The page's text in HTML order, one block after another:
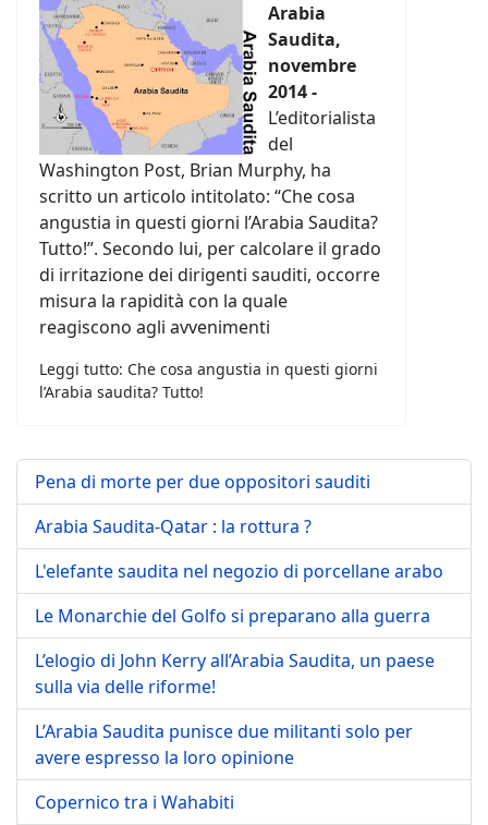
Arabia
Saudita,
novembre
2014 -
L’editorialista
del
Washington Post, Brian Murphy, ha
scritto un articolo intitolato: “Che cosa
angustia in questi giorni l’Arabia Saudita?
Tutto!”. Secondo lui, per calcolare il grado
di irritazione dei dirigenti sauditi, occorre
misura la rapidità con la quale
reagiscono agli avvenimenti
Leggi tutto: Che cosa angustia in questi giorni
l’Arabia saudita? Tutto!
Pena di morte per due oppositori sauditi
Arabia Saudita-Qatar : la rottura ?
L'elefante saudita nel negozio di porcellane arabo
Le Monarchie del Golfo si preparano alla guerra
L’elogio di John Kerry all’Arabia Saudita, un paese
sulla via delle riforme!
L’Arabia Saudita punisce due militanti solo per
avere espresso la loro opinione
Copernico tra i Wahabiti